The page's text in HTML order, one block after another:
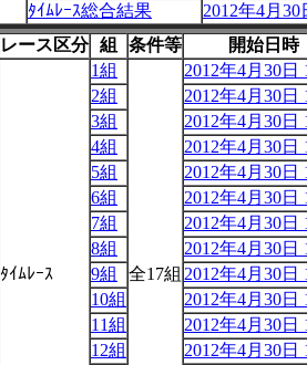
ﾀｲﾑﾚｰｽ総合結果
2012年4月30
レース区分 組 条件等
開始日時
ﾀｲﾑﾚｰｽ
1組
全17組
2012年4月30日
2組
2012年4月30日
3組
2012年4月30日
4組
2012年4月30日
5組
2012年4月30日
6組
2012年4月30日
7組
2012年4月30日
8組
2012年4月30日
9組
2012年4月30日
10組
2012年4月30日
11組
2012年4月30日
12組
2012年4月30日